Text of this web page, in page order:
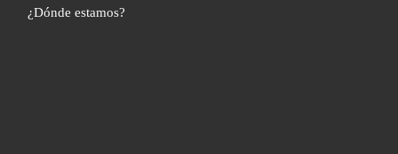
¿Dónde estamos?